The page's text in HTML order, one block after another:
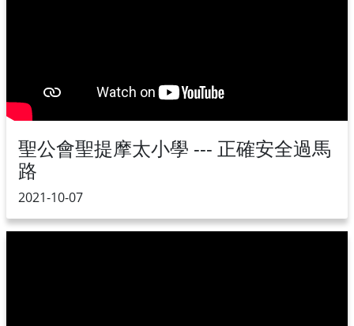
聖公會聖提摩太小學 --- 正確安全過馬
路
2021-10-07